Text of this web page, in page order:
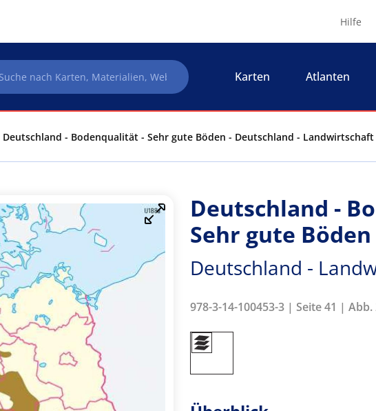
Hilfe
Karten Atlanten
Deutschland - Bodenqualität - Sehr gute Böden - Deutschland - Landwirtschaft
Deutschland -
Sehr gute Böden
Deutschland -
978-3-14-100453-3 | Seite 41 |